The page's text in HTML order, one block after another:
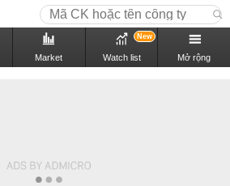
Market Watch list
New
Mở rộng